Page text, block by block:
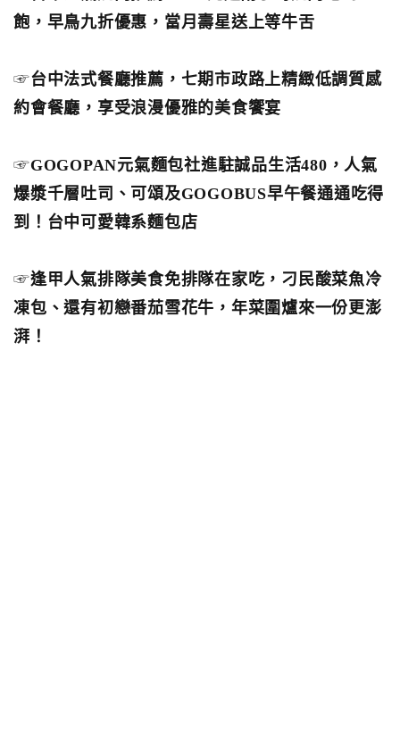
飽，早鳥九折優惠，當月壽星送上等牛舌
☞台中法式餐廳推薦，七期市政路上精緻低調質感
約會餐廳，享受浪漫優雅的美食饗宴
☞GOGOPAN元氣麵包社進駐誠品生活480，人氣
爆漿千層吐司、可頌及GOGOBUS早午餐通通吃得
到！台中可愛韓系麵包店
☞逢甲人氣排隊美食免排隊在家吃，刁民酸菜魚冷
凍包、還有初戀番茄雪花牛，年菜圍爐來一份更澎
湃！